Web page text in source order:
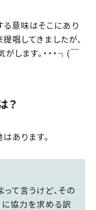
意味はそこにあり
唱してきましたが、
します。・・・┐(￣
？
あります。
て言うけど、その
に協力を求める訳